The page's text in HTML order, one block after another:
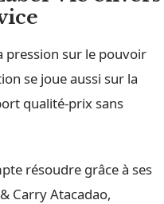
pression sur le pouvoir
se joue aussi sur la
qualité-prix sans
résoudre grâce à ses
Carry Atacadao,